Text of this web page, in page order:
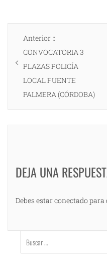
Navegación
entradas
Anterior
anterior:
CONVOCATORIA 3
PLAZAS POLICÍA
LOCAL FUENTE
PALMERA (CÓRDOBA)
DEJA UNA
Debes estar conectado
Buscar: